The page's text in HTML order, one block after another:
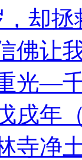
却
佛让
光—
戌年
寺净